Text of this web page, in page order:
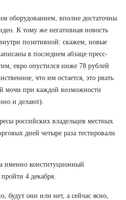
оборудованием, вполне достаточны
К тому же негативная новость
позитивной: скажем, новые
в последнем абзаце пресс-
евро опустился ниже 78 рублей
что им остается, это рвать
мочи при каждой возможности
и делают).
российских владельцев местных
дней четыре раза тестировали
именно конституционный
4 декабря.
будут они или нет, а сейчас ясно,